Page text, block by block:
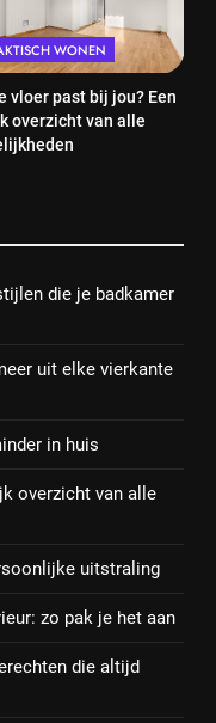
2025: dit zijn de
écht
meter
bij jou? Een eerlijk
een frisse en
WONEN
vloer past bij jou? Een
overzicht van alle
die je badkamer
uit elke vierkante
in huis
overzicht van alle
uitstraling
zo pak je het aan
die altijd